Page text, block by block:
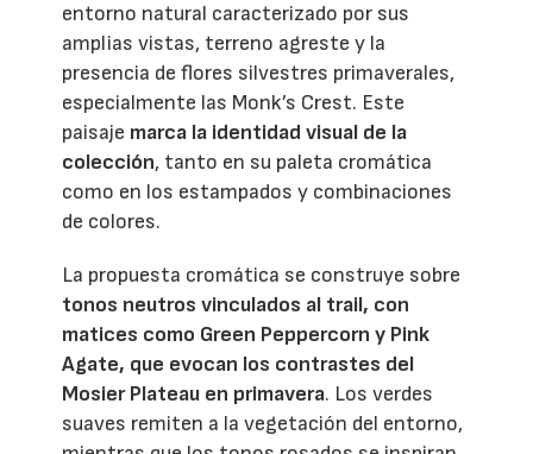
entorno natural caracterizado por sus
amplias vistas, terreno agreste y la
presencia de flores silvestres primaverales,
especialmente las Monk’s Crest. Este
paisaje marca la identidad visual de la
colección, tanto en su paleta cromática
como en los estampados y combinaciones
de colores.
La propuesta cromática se construye sobre
tonos neutros vinculados al trail, con
matices como Green Peppercorn y Pink
Agate, que evocan los contrastes del
Mosier Plateau en primavera. Los verdes
suaves remiten a la vegetación del entorno,